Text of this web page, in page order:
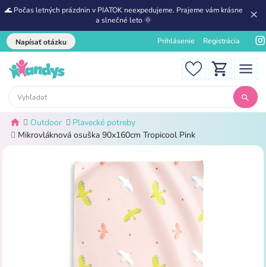
🌊 Počas letných prázdnin v PIATOK neexpedujeme. Prajeme vám krásne
a slnečné leto 🌞
Napísať otázku Prihlásenie Registrácia
Outdoor
Plavecké potreby
Mikrovláknová osuška 90x160cm Tropicool Pink